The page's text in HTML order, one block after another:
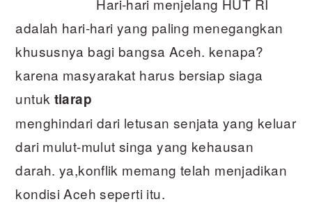
Hari-hari menjelang HUT RI
adalah hari-hari yang paling menegangkan
khususnya bagi bangsa Aceh. kenapa?
karena masyarakat harus bersiap siaga
untuk tiarap
menghindari dari letusan senjata yang keluar
dari mulut-mulut singa yang kehausan
darah. ya,konflik memang telah menjadikan
kondisi Aceh seperti itu.